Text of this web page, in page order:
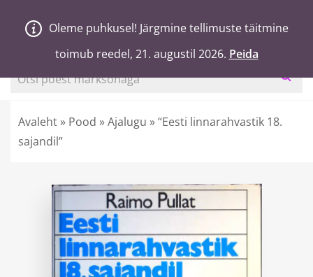
Vanaja Hea
Otsi poest märksõnaga
Ostukorv
Avaleht » Pood »Ajalugu »“Eesti linnarahvastik 18.
sajandil”
Oleme puhkusel! Järgmine tellimuste täitmine
toimub reedel, 21. augustil 2026. Peida
Oleme puhkusel! Järgmine tellimuste täitmine
toimub reedel, 21. augustil 2026. Peida